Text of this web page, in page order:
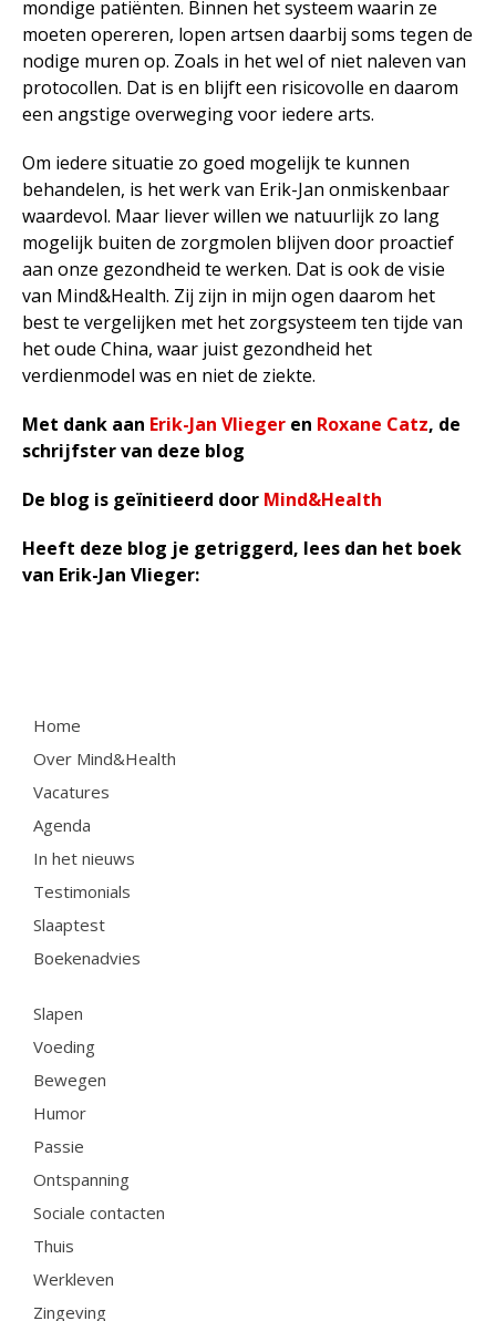
mondige patiënten. Binnen het systeem waarin ze
moeten opereren, lopen artsen daarbij soms tegen de
nodige muren op. Zoals in het wel of niet naleven van
protocollen. Dat is en blijft een risicovolle en daarom
een angstige overweging voor iedere arts.
Om iedere situatie zo goed mogelijk te kunnen
behandelen, is het werk van Erik-Jan onmiskenbaar
waardevol. Maar liever willen we natuurlijk zo lang
mogelijk buiten de zorgmolen blijven door proactief
aan onze gezondheid te werken. Dat is ook de visie
van Mind&Health. Zij zijn in mijn ogen daarom het
best te vergelijken met het zorgsysteem ten tijde van
het oude China, waar juist gezondheid het
verdienmodel was en niet de ziekte.
Met dank aan Erik-Jan Vlieger en Roxane Catz, de
schrijfster van deze blog
De blog is geïnitieerd door Mind&Health
Heeft deze blog je getriggerd, lees dan het boek
van Erik-Jan Vlieger:
Home
Over Mind&Health
Vacatures
Agenda
In het nieuws
Testimonials
Slaaptest
Boekenadvies
Slapen
Voeding
Bewegen
Humor
Passie
Ontspanning
Sociale contacten
Thuis
Werkleven
Zingeving